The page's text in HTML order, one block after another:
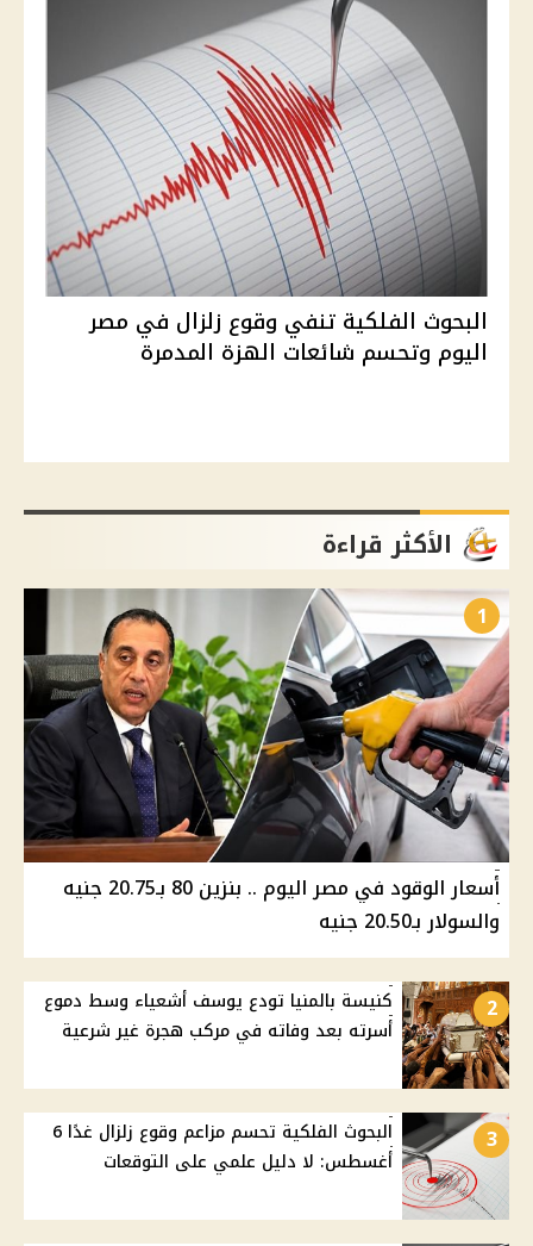
البحوث الفلكية تنفي وقوع زلزال في مصر
اليوم وتحسم شائعات الهزة المدمرة
الأكثر قراءة
1
أسعار الوقود في مصر اليوم .. بنزين 80 بـ20.75 جنيه
والسولار بـ20.50 جنيه
2
كنيسة بالمنيا تودع يوسف أشعياء وسط دموع
أسرته بعد وفاته في مركب هجرة غير شرعية
3
البحوث الفلكية تحسم مزاعم وقوع زلزال غدًا 6
أغسطس: لا دليل علمي على التوقعات